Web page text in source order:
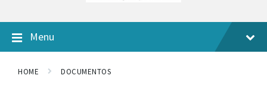
Menu
HOME DOCUMENTOS